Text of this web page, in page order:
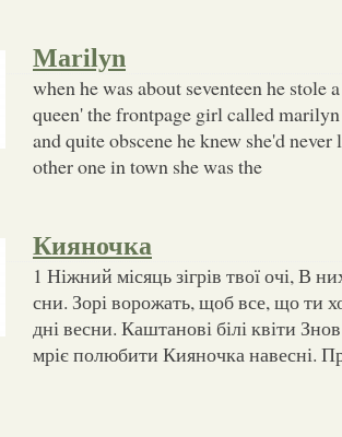
Marilyn
when he was about seventeen he stole
queen' the frontpage girl called
and quite obscene he knew she'd
other one in town she was the
Кияночка
1 Ніжний місяць зігрів твої очі, В
сни. Зорі ворожать, щоб все, що ти
дні весни. Каштанові білі квіти
мріє полюбити Кияночка навесні.